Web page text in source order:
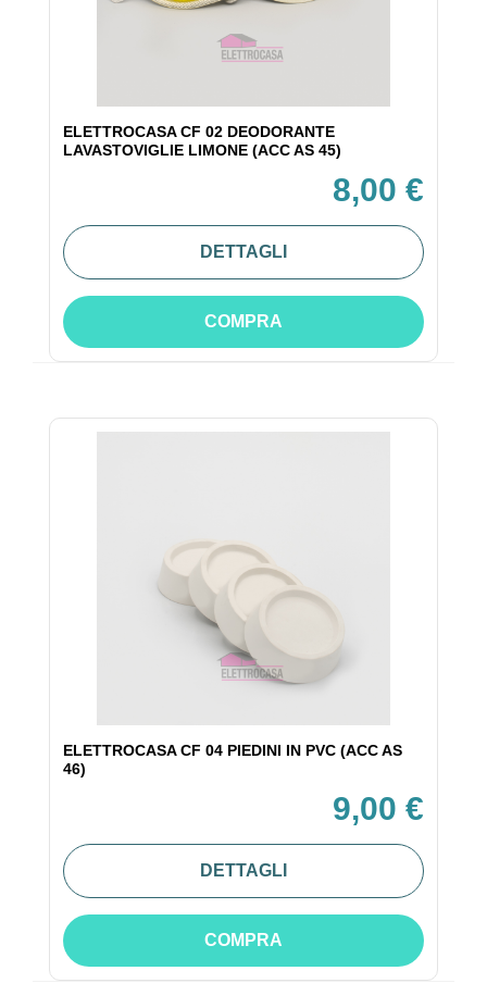
ELETTROCASA CF 02 DEODORANTE
LAVASTOVIGLIE LIMONE (ACC AS 45)
8,00 €
DETTAGLI
COMPRA
ELETTROCASA CF 04 PIEDINI IN PVC (ACC AS
46)
9,00 €
DETTAGLI
COMPRA